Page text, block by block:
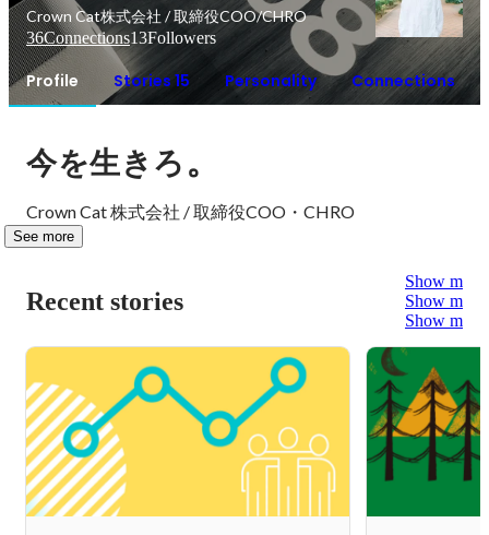
Crown Cat株式会社 / 取締役COO/CHRO
36Connections13Followers
Profile Stories 15 Personality Connections
今を生きろ。
Crown Cat 株式会社 / 取締役COO・CHRO
See more
Recent stories
Show more
Show more
Show more